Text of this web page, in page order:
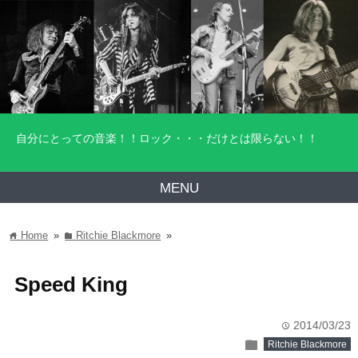
自分にとっての音楽！！ロック・・・だけとは限らない！！
MENU
home Home » folder Ritchie Blackmore »
Speed King
time 2014/03/23
folder Ritchie Blackmore